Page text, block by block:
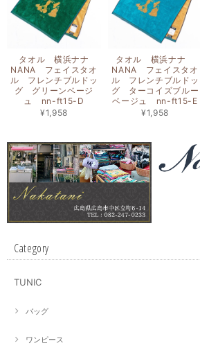
タオル 横浜ナナ
NANA フェイスタオ
ル フレンチブルドッ
グ グリーンベージ
ュ nn-ft15-D
¥1,958
タオル 横浜ナナ
NANA フェイスタオ
ル フレンチブルドッ
グ ターコイズブルー
ベージュ nn-ft15-E
¥1,958
Category
TUNIC
バッグ
ワンピース